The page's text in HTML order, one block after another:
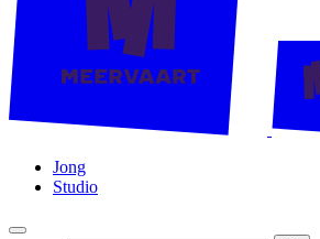
Jong
Studio